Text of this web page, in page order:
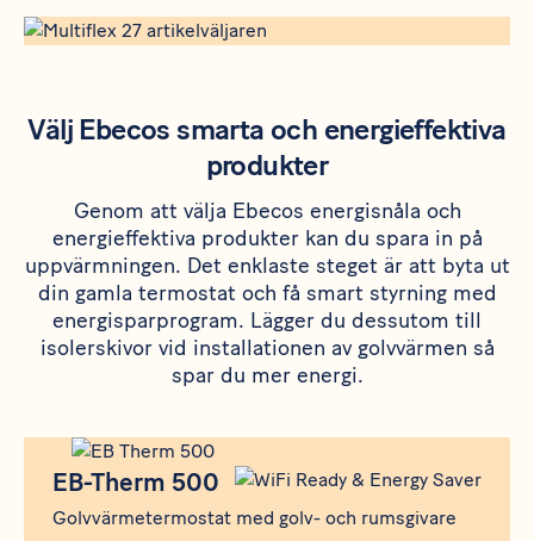
https://www.ebeco.se/produkter/snosmaltning-mark/
Välj Ebecos smarta och energieffektiva
produkter
Genom att välja Ebecos energisnåla och
energieffektiva produkter kan du spara in på
uppvärmningen. Det enklaste steget är att byta ut
din gamla termostat och få smart styrning med
energisparprogram. Lägger du dessutom till
isolerskivor vid installationen av golvvärmen så
spar du mer energi.
Produkt
EB-Therm 500
Golvvärmetermostat med golv- och rumsgivare
EB-Therm 500